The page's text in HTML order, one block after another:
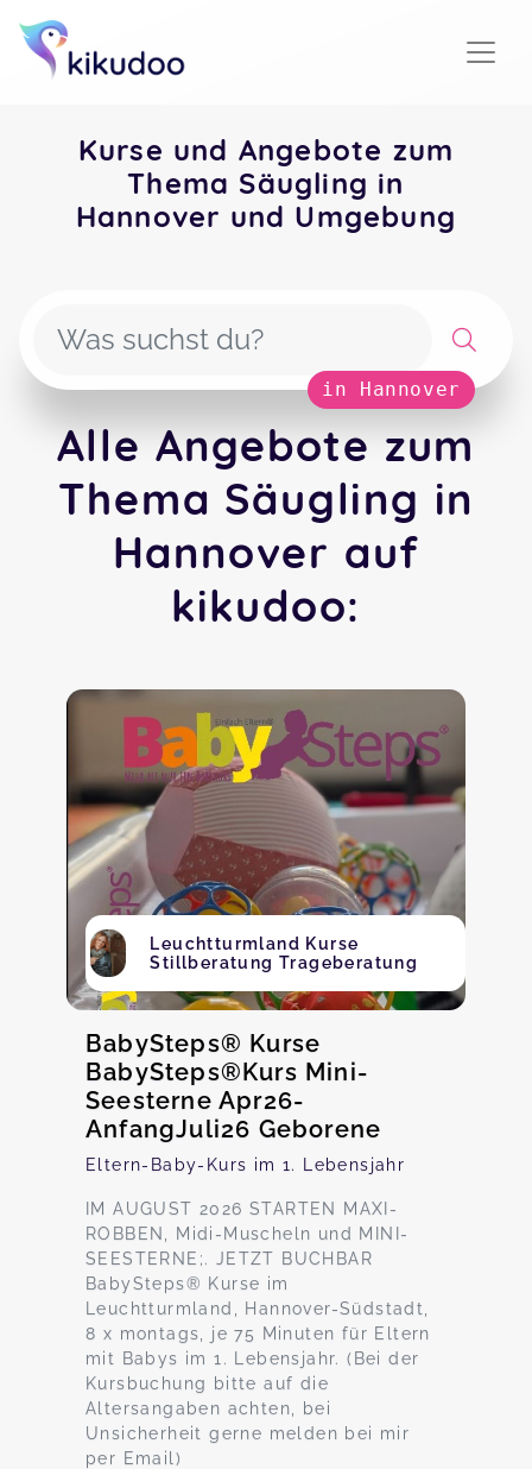
Kurse und Angebote zum
Thema Säugling in
Hannover und Umgebung
in Hannover
Alle Angebote zum
Thema Säugling in
Hannover auf
kikudoo:
Leuchtturmland Kurse
Stillberatung Trageberatung
BabySteps® Kurse
BabySteps®Kurs Mini-
Seesterne Apr26-
AnfangJuli26 Geborene
Eltern-Baby-Kurs im 1. Lebensjahr
IM AUGUST 2026 STARTEN MAXI-
ROBBEN, Midi-Muscheln und MINI-
SEESTERNE;. JETZT BUCHBAR
BabySteps® Kurse im
Leuchtturmland, Hannover-Südstadt,
8 x montags, je 75 Minuten für Eltern
mit Babys im 1. Lebensjahr. (Bei der
Kursbuchung bitte auf die
Altersangaben achten, bei
Unsicherheit gerne melden bei mir
per Email)